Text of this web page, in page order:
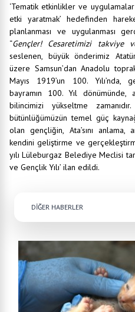
‘Tematik etkinlikler ve
etki yaratmak’ hedefinden
planlanması ve uygulanması
“Gençler! Cesaretimizi takviye
seslenen, büyük önderimiz
üzere Samsun’dan Anadolu
Mayıs 1919’un 100.
bayramın 100. Yıl
bilincimizi yükseltme
bütünlüğümüzün temel güç
olan gençliğin, Ata’sını
kendini geliştirme ve
yılı Lüleburgaz Belediye Meclisi
ve Gençlik Yılı’ ilan edildi.
DİĞER HABERLER